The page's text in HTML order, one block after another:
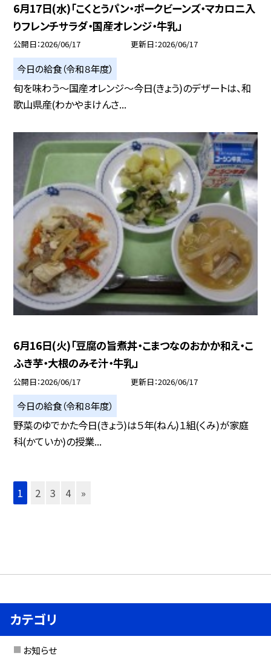
6月17日(水)「こくとうパン・ポークビーンズ・マカロニ入
りフレンチサラダ・国産オレンジ・牛乳」
公開日 2026/06/17 更新日 2026/06/17
今日の給食（令和８年度）
旬を味わう～国産オレンジ～今日(きょう)のデザートは、和
歌山県産(わかやまけんさ...
6月16日(火)「豆腐の旨煮丼・こまつなのおかか和え・こ
ふき芋・大根のみそ汁・牛乳」
公開日 2026/06/17 更新日 2026/06/17
今日の給食（令和８年度）
野菜のゆでかた今日(きょう)は５年(ねん)１組(くみ)が家庭
科(かていか)の授業...
1 2 3 4 »
カテゴリ
お知らせ